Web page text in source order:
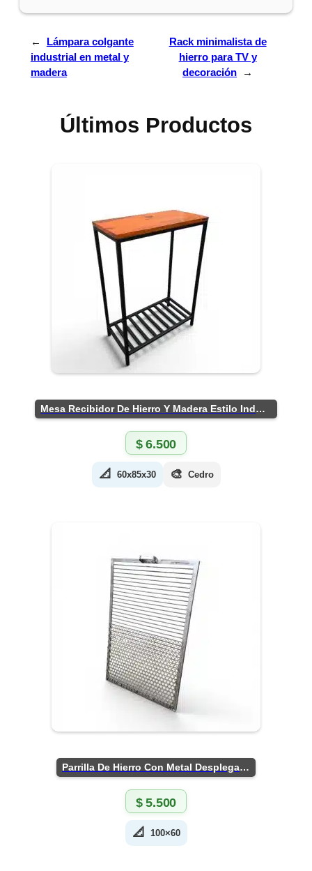
←
Lámpara colgante
industrial en metal y
madera
Rack minimalista de
hierro para TV y
decoración
→
Últimos Productos
Mesa Recibidor De Hierro Y Madera Estilo Industrial
$6.500
📐 60x85x30 🎨 Cedro
Parrilla De Hierro Con Metal Desplegado
$5.500
📐 100×60